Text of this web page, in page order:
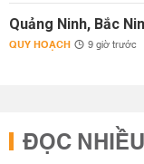
Quảng Ninh, Bắc
QUY HOẠCH 9 giờ trước
ĐỌC